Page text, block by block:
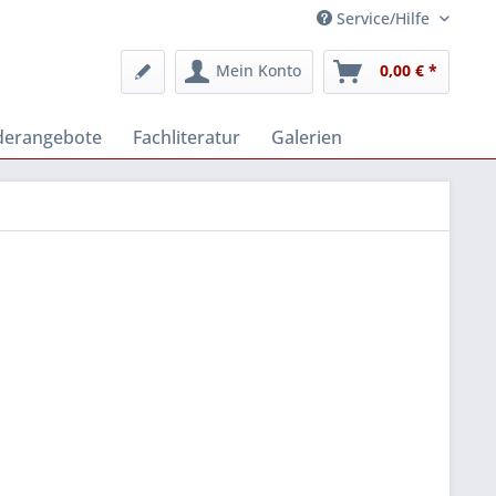
Service/Hilfe
Mein Konto 0,00 € *
Fachliteratur Galerien